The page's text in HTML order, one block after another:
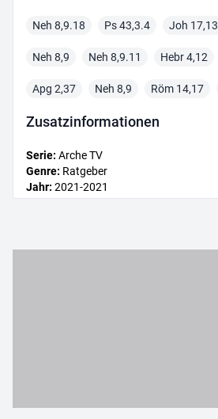
Neh 8,9.18 Ps 43,3.4 Joh 17,13
Neh 8,9 Neh 8,9.11 Hebr 4,12
Apg 2,37 Neh 8,9 Röm 14,17
Zusatz­informationen
Serie: Arche TV
Genre: Ratgeber
Jahr: 2021-2021